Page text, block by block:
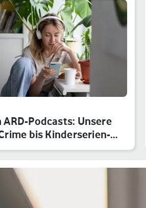
ARD-Podcasts: Unsere
bis Kinderserien-…